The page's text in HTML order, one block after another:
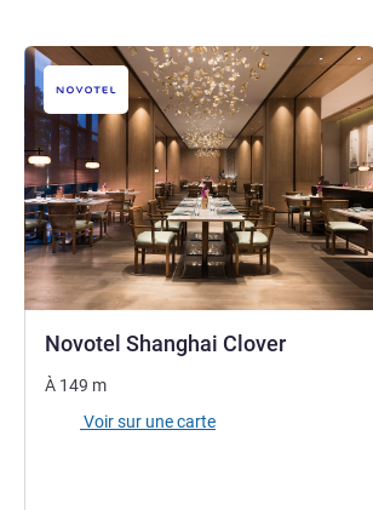
Novotel Shanghai Clover
À 149 m
Voir sur une carte